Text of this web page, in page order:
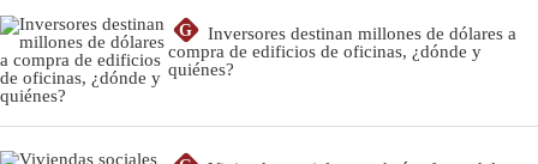
G
Inversores destinan millones de dólares a
compra de edificios de oficinas, ¿dónde y
quiénes?